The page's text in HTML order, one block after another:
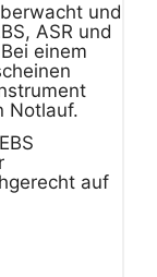
und
ASR und
einem
Notlauf.
auf